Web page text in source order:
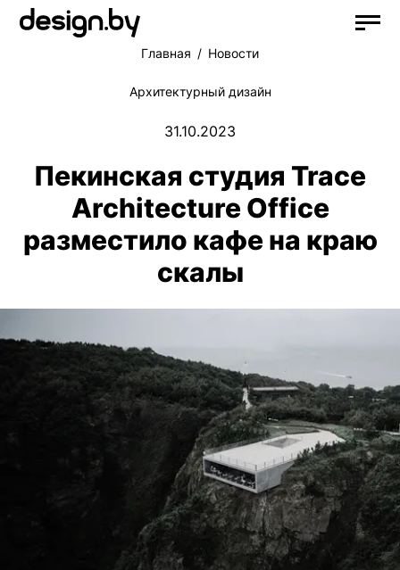
Главная Новости
Архитектурный дизайн
31.10.2023
Пекинская студия Trace
Architecture Office
разместило кафе на краю
скалы